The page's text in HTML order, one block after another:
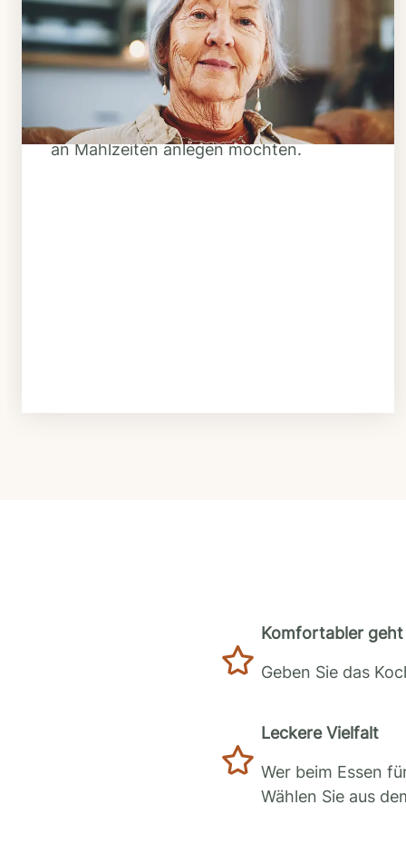
Klarheit schaffen
Überlegen Sie, ob Ihnen das Essen
täglich verzehrfertig geliefert werden
soll oder Sie sich einen Tiefkühl-Vorrat
an Mahlzeiten anlegen möchten.
Komfortabler
Geben Sie das
Leckere Vielfalt
Wer beim Essen
Wählen Sie aus